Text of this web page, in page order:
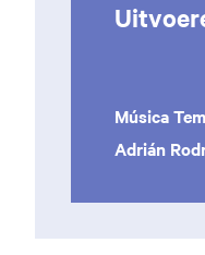
Música
Adrián